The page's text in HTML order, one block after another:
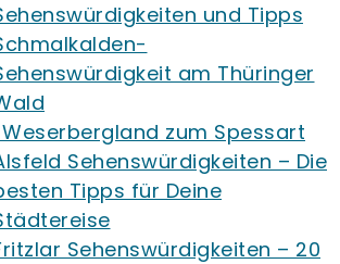
und Tipps
am Thüringer
zum Spessart
Sehenswürdigkeiten – Die
Tipps für Deine
Sehenswürdigkeiten – 20